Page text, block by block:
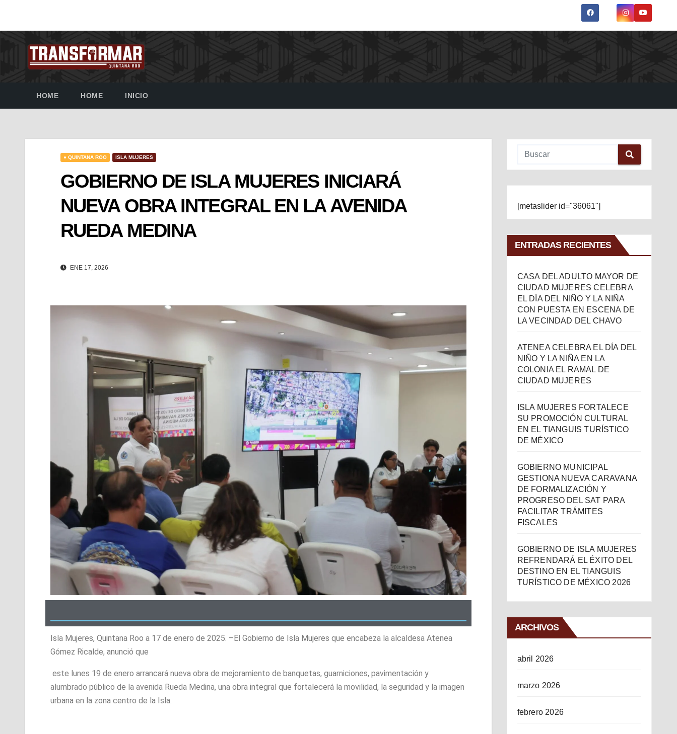
HOME HOME INICIO
● QUINTANA ROO ISLA MUJERES
GOBIERNO DE ISLA MUJERES INICIARÁ
NUEVA OBRA INTEGRAL EN LA AVENIDA
RUEDA MEDINA
ENE 17, 2026
Isla Mujeres, Quintana Roo a 17 de enero de 2025. –El Gobierno de Isla Mujeres que encabeza la alcaldesa Atenea
Gómez Ricalde, anunció que
este lunes 19 de enero arrancará nueva obra de mejoramiento de banquetas, guarniciones, pavimentación y
alumbrado público de la avenida Rueda Medina, una obra integral que fortalecerá la movilidad, la seguridad y la imagen
urbana en la zona centro de la Isla.
[metaslider id="36061"]
ENTRADAS RECIENTES
CASA DEL ADULTO MAYOR DE
CIUDAD MUJERES CELEBRA
EL DÍA DEL NIÑO Y LA NIÑA
CON PUESTA EN ESCENA DE
LA VECINDAD DEL CHAVO
ATENEA CELEBRA EL DÍA DEL
NIÑO Y LA NIÑA EN LA
COLONIA EL RAMAL DE
CIUDAD MUJERES
ISLA MUJERES FORTALECE
SU PROMOCIÓN CULTURAL
EN EL TIANGUIS TURÍSTICO
DE MÉXICO
GOBIERNO MUNICIPAL
GESTIONA NUEVA CARAVANA
DE FORMALIZACIÓN Y
PROGRESO DEL SAT PARA
FACILITAR TRÁMITES
FISCALES
GOBIERNO DE ISLA MUJERES
REFRENDARÁ EL ÉXITO DEL
DESTINO EN EL TIANGUIS
TURÍSTICO DE MÉXICO 2026
ARCHIVOS
abril 2026
marzo 2026
febrero 2026